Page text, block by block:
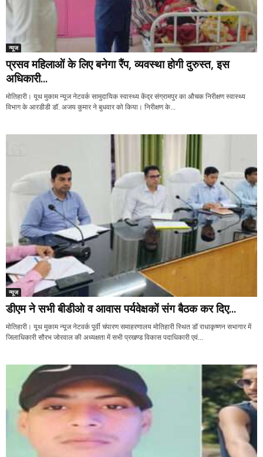
न्यूज
प्रसव महिलाओं के लिए बनेगा रैंप, व्यवस्था होगी दुरुस्त, इस
अधिकारी...
मोतिहारी। यूथ मुकाम न्यूज नेटवर्क सामुदायिक स्वास्थ्य केंद्र संग्रामपुर का औचक निरीक्षण स्वास्थ्य
विभाग के आरडीडी डॉ. अजय कुमार ने बुधवार को किया। निरीक्षण के...
न्यूज
डीएम ने सभी बीडीओ व आवास पर्यवेक्षकों संग बैठक कर दिए...
मोतिहारी। यूथ मुकाम न्यूज नेटवर्क पूर्वी चंपारण समाहरणालय मोतिहारी स्थित डॉ राधाकृष्णन सभागार में
जिलाधिकारी सौरभ जोरवाल की अध्यक्षता में सभी प्रखण्ड विकास पदाधिकारी एवं...